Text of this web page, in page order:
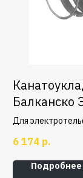
Балканско
Для
каната по ручьям
исключая
износ элементов.
6 174 р.
Подробнее